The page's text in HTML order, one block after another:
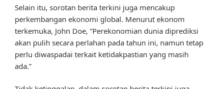
Selain itu, sorotan berita terkini juga mencakup
perkembangan ekonomi global. Menurut ekonom
terkemuka, John Doe, “Perekonomian dunia diprediksi
akan pulih secara perlahan pada tahun ini, namun tetap
perlu diwaspadai terkait ketidakpastian yang masih
ada.”